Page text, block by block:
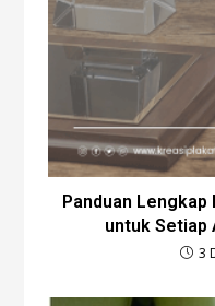
Panduan
untuk Setiap
3